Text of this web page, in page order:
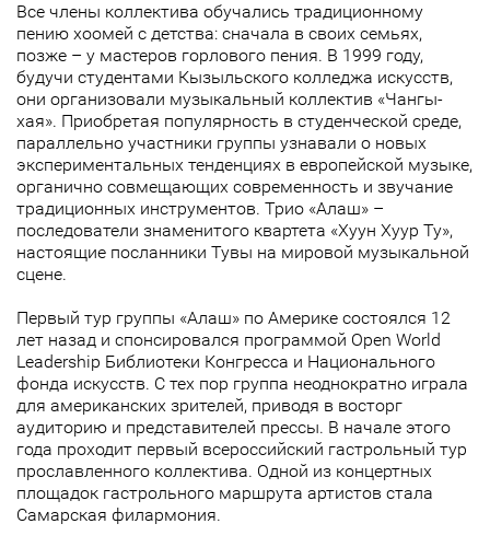
Все члены коллектива обучались традиционному
пению хоомей с детства: сначала в своих семьях,
позже – у мастеров горлового пения. В 1999 году,
будучи студентами Кызыльского колледжа искусств,
они организовали музыкальный коллектив «Чангы-
хая». Приобретая популярность в студенческой среде,
параллельно участники группы узнавали о новых
экспериментальных тенденциях в европейской музыке,
органично совмещающих современность и звучание
традиционных инструментов. Трио «Алаш» –
последователи знаменитого квартета «Хуун Хуур Ту»,
настоящие посланники Тувы на мировой музыкальной
сцене.
Первый тур группы «Алаш» по Америке состоялся 12
лет назад и спонсировался программой Open World
Leadership Библиотеки Конгресса и Национального
фонда искусств. С тех пор группа неоднократно играла
для американских зрителей, приводя в восторг
аудиторию и представителей прессы. В начале этого
года проходит первый всероссийский гастрольный тур
прославленного коллектива. Одной из концертных
площадок гастрольного маршрута артистов стала
Самарская филармония.